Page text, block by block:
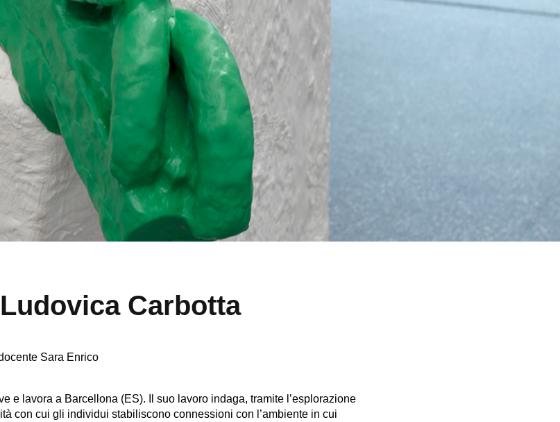
Carbotta
Sara Enrico
e lavora a Barcellona (ES). Il suo lavoro indaga, tramite l’esplorazione
con cui gli individui stabiliscono connessioni con l’ambiente in cui